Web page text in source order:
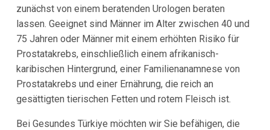
zunächst von einem beratenden Urologen beraten
lassen. Geeignet sind Männer im Alter zwischen 40 und
75 Jahren oder Männer mit einem erhöhten Risiko für
Prostatakrebs, einschließlich einem afrikanisch-
karibischen Hintergrund, einer Familienanamnese von
Prostatakrebs und einer Ernährung, die reich an
gesättigten tierischen Fetten und rotem Fleisch ist.
Bei Gesundes Türkiye möchten wir Sie befähigen, die